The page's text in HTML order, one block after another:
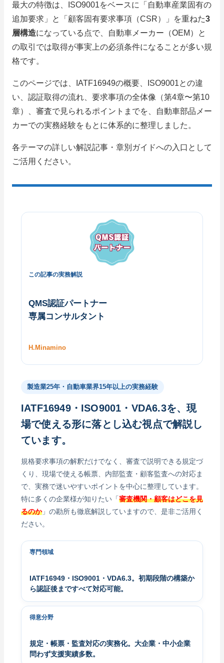
最大の特徴は、ISO9001をベースに「自動車産業固有の
追加要求」と「顧客固有要求事項（CSR）」を重ねた3
層構造になっている点で、自動車メーカー（OEM）と
の取引では取得が事実上の必須条件になることが多い規
格です。
このページでは、IATF16949の概要、ISO9001との違
い、認証取得の流れ、要求事項の全体像（第4章〜第10
章）、審査で見られるポイントまでを、自動車部品メー
カーでの実務経験をもとに体系的に整理しました。
各テーマの詳しい解説記事・章別ガイドへの入口として
ご活用ください。
この記事の実務解説
QMS認証パートナー
専属コンサルタント
H.Minamino
製造業25年・自動車業界15年以上の実務経験
IATF16949・ISO9001・VDA6.3を、現
場で使える形に落とし込む視点で解説し
ています。
規格要求事項の解釈だけでなく、審査で説明できる規定づ
くり、現場で使える帳票、内部監査・顧客監査への対応ま
で、実務で迷いやすいポイントを中心に整理しています。
特に多くの企業様が知りたい「 審査機関・顧客はどこを見
るのか」の勘所も徹底解説していますので、是非ご活用く
ださい。
専門領域
IATF16949・ISO9001・VDA6.3。初期段階の構築か
ら認証後まですべて対応可能。
得意分野
規定・帳票・監査対応の実務化。大企業・中小企業
問わず支援実績多数。